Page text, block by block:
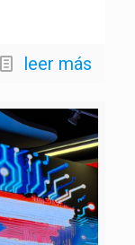
leer más